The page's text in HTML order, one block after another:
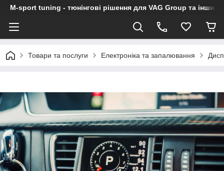
M-sport tuning - тюнінгові рішення для VAG Group та інших
Товари та послуги Електроніка та запалювання